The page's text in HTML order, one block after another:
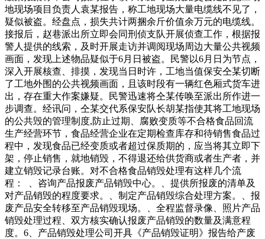
地现场项目负责人袁某报告，称工地现场大量电缆线不见了，
疑似被盗。经盘点，损失共计两捆余斤价值余万元的电缆线。
接报后，赵巷派出所立即会同刑侦支队开展侦查工作，根据报
警人提供的线索，及时开展走访并调阅现场周边大量公共视频
画面，发现上述物品疑似于6月日被盗。民警以6月日为节点，
深入开展核查、排摸，发现当日时许，工地当值保安仝某切断
了工地外围的公共视频画面，且该时段有一辆红色厢式货车进
出，存在重大作案嫌疑。民警迅速将仝某传唤至派出所作进一
步调查。经讯问，仝某交代系保安队长胡某指使其将工地现场
的公共毁的管理制度,防止过期、腐败变质等不合格食品回流
生产经营环节，食品经营企业在定期检查库存和待销售食品过
程中，发现食品已经变质或者超过保质期的，应当将其立即下
架，停止销售，就地销毁，不得退还给供货商或者生产者，并
建立销毁记录台账。对不合格食品销毁处理有这样几个流
程： 、咨询产品报废产品销毁中心。、提供所报废的清单及
对产品销毁的程度要求。、制定产品销毁综合处理方案。、报
废产品安全转移至产品销毁现场。、全程监督录像、照片产品
销毁处理过程、双方核实确认报废产品销毁的数量及满意程
度。6、产品销毁处理公司开具《产品销毁证明》报告给产废